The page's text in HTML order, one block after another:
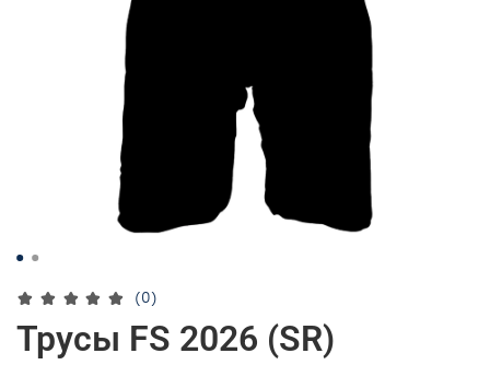
(0)
Трусы FS 2026 (SR)